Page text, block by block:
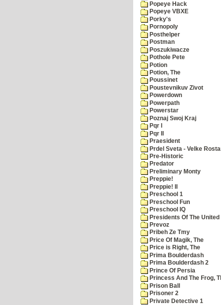
Popeye Hack
Popeye VBXE
Porky's
Pornopoly
Posthelper
Postman
Poszukiwacze
Pothole Pete
Potion
Potion, The
Poussinet
Poustevnikuv Zivot
Powerdown
Powerpath
Powerstar
Poznaj Swoj Kraj
Pqr I
Pqr II
Praesident
Prdel Sveta - Velke
Pre-Historic
Predator
Preliminary Monty
Preppie!
Preppie! II
Preschool 1
Preschool Fun
Preschool IQ
Presidents Of The
Prevoz
Pribeh Ze Tmy
Price Of Magik, The
Price is Right, The
Prima Boulderdash
Prima Boulderdash 2
Prince Of Persia
Princess And The Frog,
Prison Ball
Prisoner 2
Private Detective 1